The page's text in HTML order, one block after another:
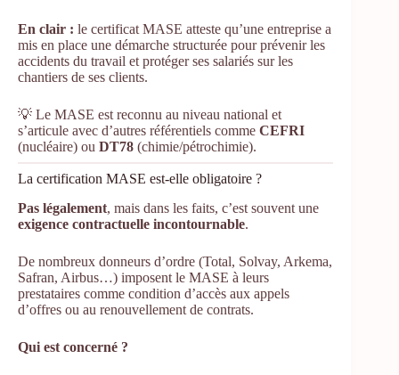
En clair : le certificat MASE atteste qu’une entreprise a
mis en place une démarche structurée pour prévenir les
accidents du travail et protéger ses salariés sur les
chantiers de ses clients.
💡 Le MASE est reconnu au niveau national et
s’articule avec d’autres référentiels comme CEFRI
(nucléaire) ou DT78 (chimie/pétrochimie).
La certification MASE est-elle obligatoire ?
Pas légalement, mais dans les faits, c’est souvent une
exigence contractuelle incontournable.
De nombreux donneurs d’ordre (Total, Solvay, Arkema,
Safran, Airbus…) imposent le MASE à leurs
prestataires comme condition d’accès aux appels
d’offres ou au renouvellement de contrats.
Qui est concerné ?